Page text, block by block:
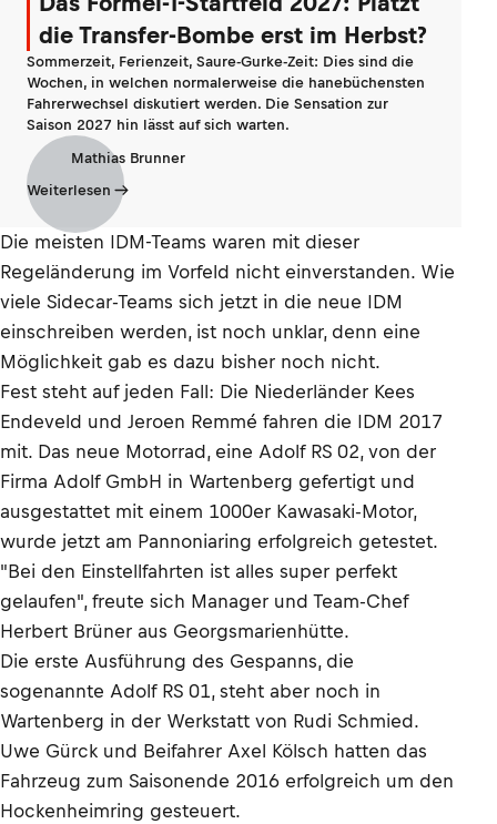
die Transfer-Bombe erst im Herbst?
Sommerzeit, Ferienzeit, Saure-Gurke-Zeit: Dies sind die
Wochen, in welchen normalerweise die hanebüchensten
Fahrerwechsel diskutiert werden. Die Sensation zur
Saison 2027 hin lässt auf sich warten.
Mathias Brunner
Weiterlesen
Die meisten IDM-Teams waren mit dieser
Regeländerung im Vorfeld nicht einverstanden. Wie
viele Sidecar-Teams sich jetzt in die neue IDM
einschreiben werden, ist noch unklar, denn eine
Möglichkeit gab es dazu bisher noch nicht.
Fest steht auf jeden Fall: Die Niederländer Kees
Endeveld und Jeroen Remmé fahren die IDM 2017
mit. Das neue Motorrad, eine Adolf RS 02, von der
Firma Adolf GmbH in Wartenberg gefertigt und
ausgestattet mit einem 1000er Kawasaki-Motor,
wurde jetzt am Pannoniaring erfolgreich getestet.
"Bei den Einstellfahrten ist alles super perfekt
gelaufen", freute sich Manager und Team-Chef
Herbert Brüner aus Georgsmarienhütte.
Die erste Ausführung des Gespanns, die
sogenannte Adolf RS 01, steht aber noch in
Wartenberg in der Werkstatt von Rudi Schmied.
Uwe Gürck und Beifahrer Axel Kölsch hatten das
Fahrzeug zum Saisonende 2016 erfolgreich um den
Hockenheimring gesteuert.